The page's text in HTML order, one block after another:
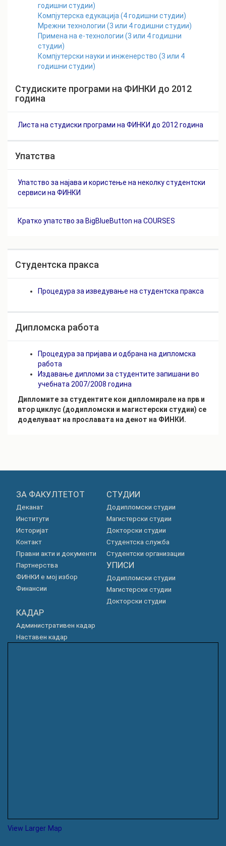
годишни студии)
Компјутерска едукација (4 годишни студии)
Мрежни технологии (3 или 4 годишни студии)
Примена на е-технологии (3 или 4 годишни
студии)
Компјутерски науки и инженерство (3 или 4
годишни студии)
Студиските програми на ФИНКИ до 2012
година
Листа на студиски програми на ФИНКИ до 2012 година
Упатства
Упатство за најава и користење на неколку студентски
сервиси на ФИНКИ
Кратко упатство за BigBlueButton на COURSES
Студентска пракса
Процедура за изведување на студентска пракса
Дипломска работа
Процедура за пријава и одбрана на дипломска
работа
Издавање дипломи за студентите запишани во
учебната 2007/2008 година
Дипломите за студентите кои дипломирале на прв и
втор циклус (додипломски и магистерски студии) се
доделуваат на прославата на денот на ФИНКИ.
ЗА ФАКУЛТЕТОТ
Деканат
Институти
Историјат
Контакт
Правни акти и документи
Партнерства
ФИНКИ е мој избор
Финансии
СТУДИИ
Додипломски студии
Магистерски студии
Докторски студии
Студентска служба
Студентски организации
УПИСИ
Додипломски студии
Магистерски студии
Докторски студии
КАДАР
Административен кадар
Наставен кадар
View Larger Map